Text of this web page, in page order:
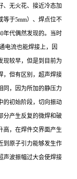
、无火花、接近冷态加
等于5mm）、焊点位不
年代偶然发现的。当时
电流也能焊接上，因
现较早，但是到目前为
，但有区别，超声焊接
同，因为所加的静压力
的初始阶段，切向振动
分产生反复的微焊和破
高，在焊件交界面产生
到原子引力能够发生作
声波振幅过大会使焊接